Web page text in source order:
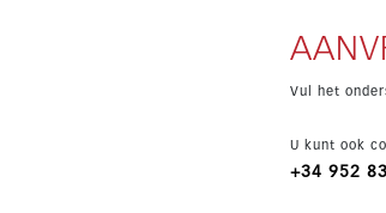
Vul het
U kunt ook
+34 952